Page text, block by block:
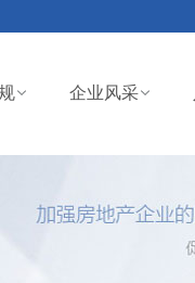
企业风采